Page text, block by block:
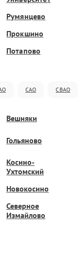
Румянцево
Прокшино
Потапово
САО СВАО
Вешняки
Гольяново
Косино-
Ухтомский
Новокосино
Северное
Измайлово